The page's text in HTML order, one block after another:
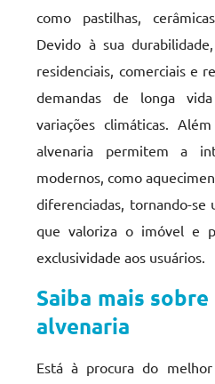
como pastilhas,
Devido à sua
residenciais, comerciais e
demandas de longa
variações climáticas.
alvenaria permitem a
modernos, como
diferenciadas, tornando-se
que valoriza o imóvel e
exclusividade aos usuários.
Saiba mais
alvenaria
Está à procura do